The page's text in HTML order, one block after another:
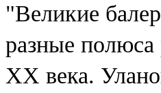
"Великие
разные полюса
ХХ века.